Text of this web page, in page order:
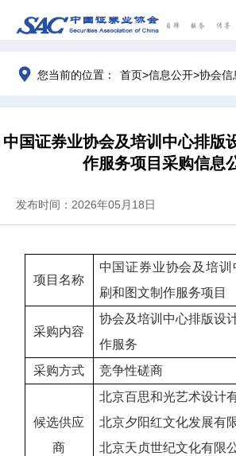
您当前的位置： 首页>信息公开>协会信
中国证券业协会及培训中心排版
作服务项目采购信息
发布时间：2026年05月18日
项目名称
中国证券业协会及培
刷和图文制作服务项目
采购内容
协会及培训中心排版设
作服务
采购方式
竞争性磋商
候选供应
商
北京百思和光艺术设计
北京夕阳红文化发展有
北京天贞世纪文化有限